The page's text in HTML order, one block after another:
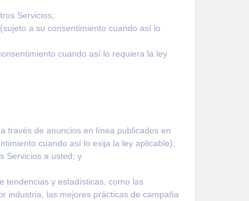
Servicios;
a su consentimiento cuando así lo
cuando así lo requiera la ley
través de anuncios en línea publicados en
cuando así lo exija la ley aplicable);
Servicios a usted; y
tendencias y estadísticas, como las
industria, las mejores prácticas de campaña